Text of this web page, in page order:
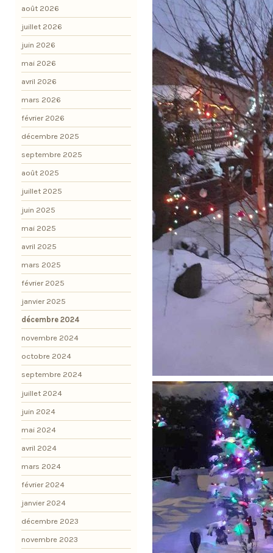
août 2026
juillet 2026
juin 2026
mai 2026
avril 2026
mars 2026
février 2026
décembre 2025
septembre 2025
août 2025
juillet 2025
juin 2025
mai 2025
avril 2025
mars 2025
février 2025
janvier 2025
décembre 2024
novembre 2024
octobre 2024
septembre 2024
juillet 2024
juin 2024
mai 2024
avril 2024
mars 2024
février 2024
janvier 2024
décembre 2023
novembre 2023